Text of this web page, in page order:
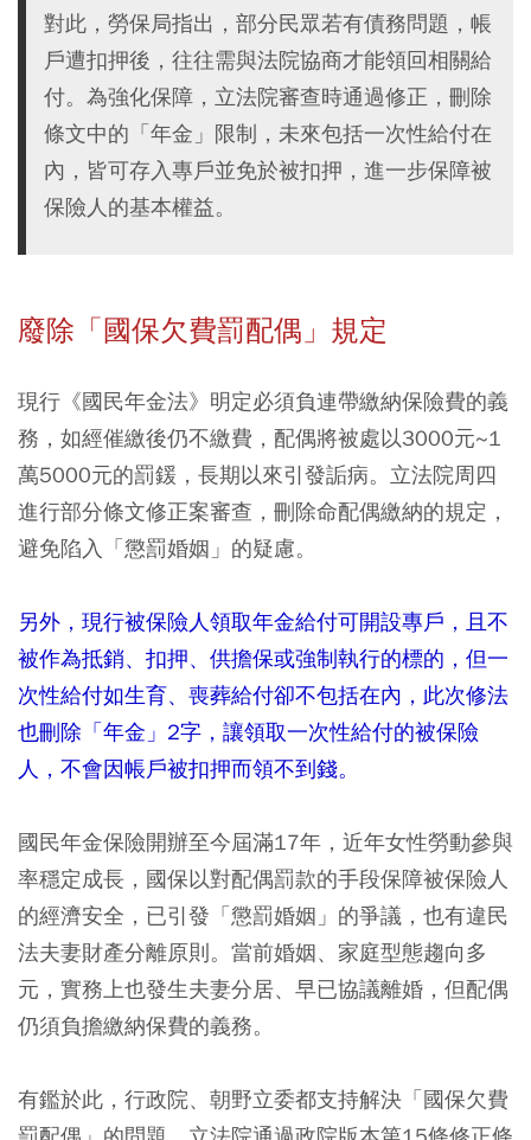
對此，勞保局指出，部分民眾若有債務問題，帳
戶遭扣押後，往往需與法院協商才能領回相關給
付。為強化保障，立法院審查時通過修正，刪除
條文中的「年金」限制，未來包括一次性給付在
內，皆可存入專戶並免於被扣押，進一步保障被
保險人的基本權益。
廢除「國保欠費罰配偶」規定
現行《國民年金法》明定必須負連帶繳納保險費的義
務，如經催繳後仍不繳費，配偶將被處以3000元~1
萬5000元的罰鍰，長期以來引發詬病。立法院周四
進行部分條文修正案審查，刪除命配偶繳納的規定，
避免陷入「懲罰婚姻」的疑慮。
另外，現行被保險人領取年金給付可開設專戶，且不
被作為抵銷、扣押、供擔保或強制執行的標的，但一
次性給付如生育、喪葬給付卻不包括在內，此次修法
也刪除「年金」2字，讓領取一次性給付的被保險
人，不會因帳戶被扣押而領不到錢。
國民年金保險開辦至今屆滿17年，近年女性勞動參與
率穩定成長，國保以對配偶罰款的手段保障被保險人
的經濟安全，已引發「懲罰婚姻」的爭議，也有違民
法夫妻財產分離原則。當前婚姻、家庭型態趨向多
元，實務上也發生夫妻分居、早已協議離婚，但配偶
仍須負擔繳納保費的義務。
有鑑於此，行政院、朝野立委都支持解決「國保欠費